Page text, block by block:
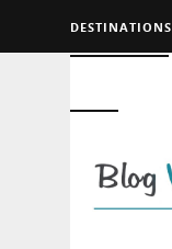
DESTINATIONS